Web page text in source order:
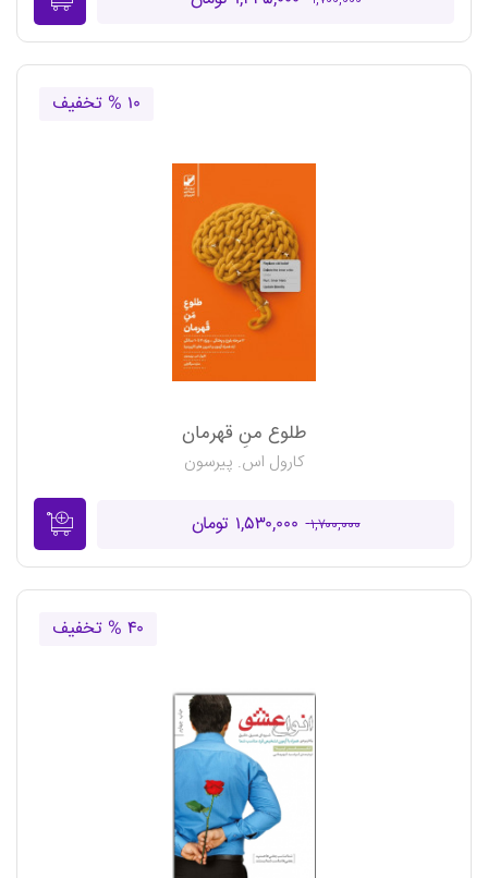
۱۰ % تخفیف
طلوع منِ قهرمان
کارول اس. پیرسون
۱,۷۰۰,۰۰۰ ۱,۵۳۰,۰۰۰ تومان
۴۰ % تخفیف